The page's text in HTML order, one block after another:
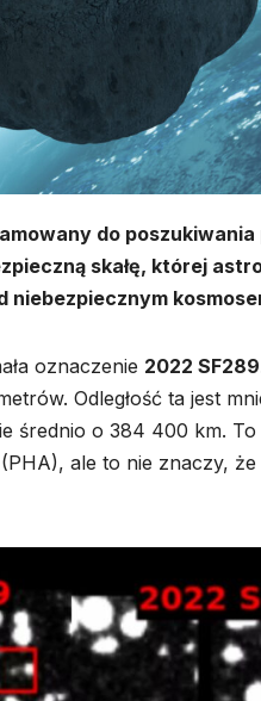
do
skałę, której
niebezpiecznym
oznaczenie 2022 SF289
Odległość ta jest
średnio o 384 400 km.
ale to nie znaczy,